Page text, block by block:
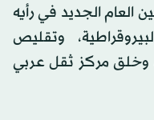
العام الجديد في رأيه
وتقليص
وخلق مركز ثقل عربي